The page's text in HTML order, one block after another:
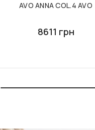
AVO ANNA COL.4 AVO
8611 грн